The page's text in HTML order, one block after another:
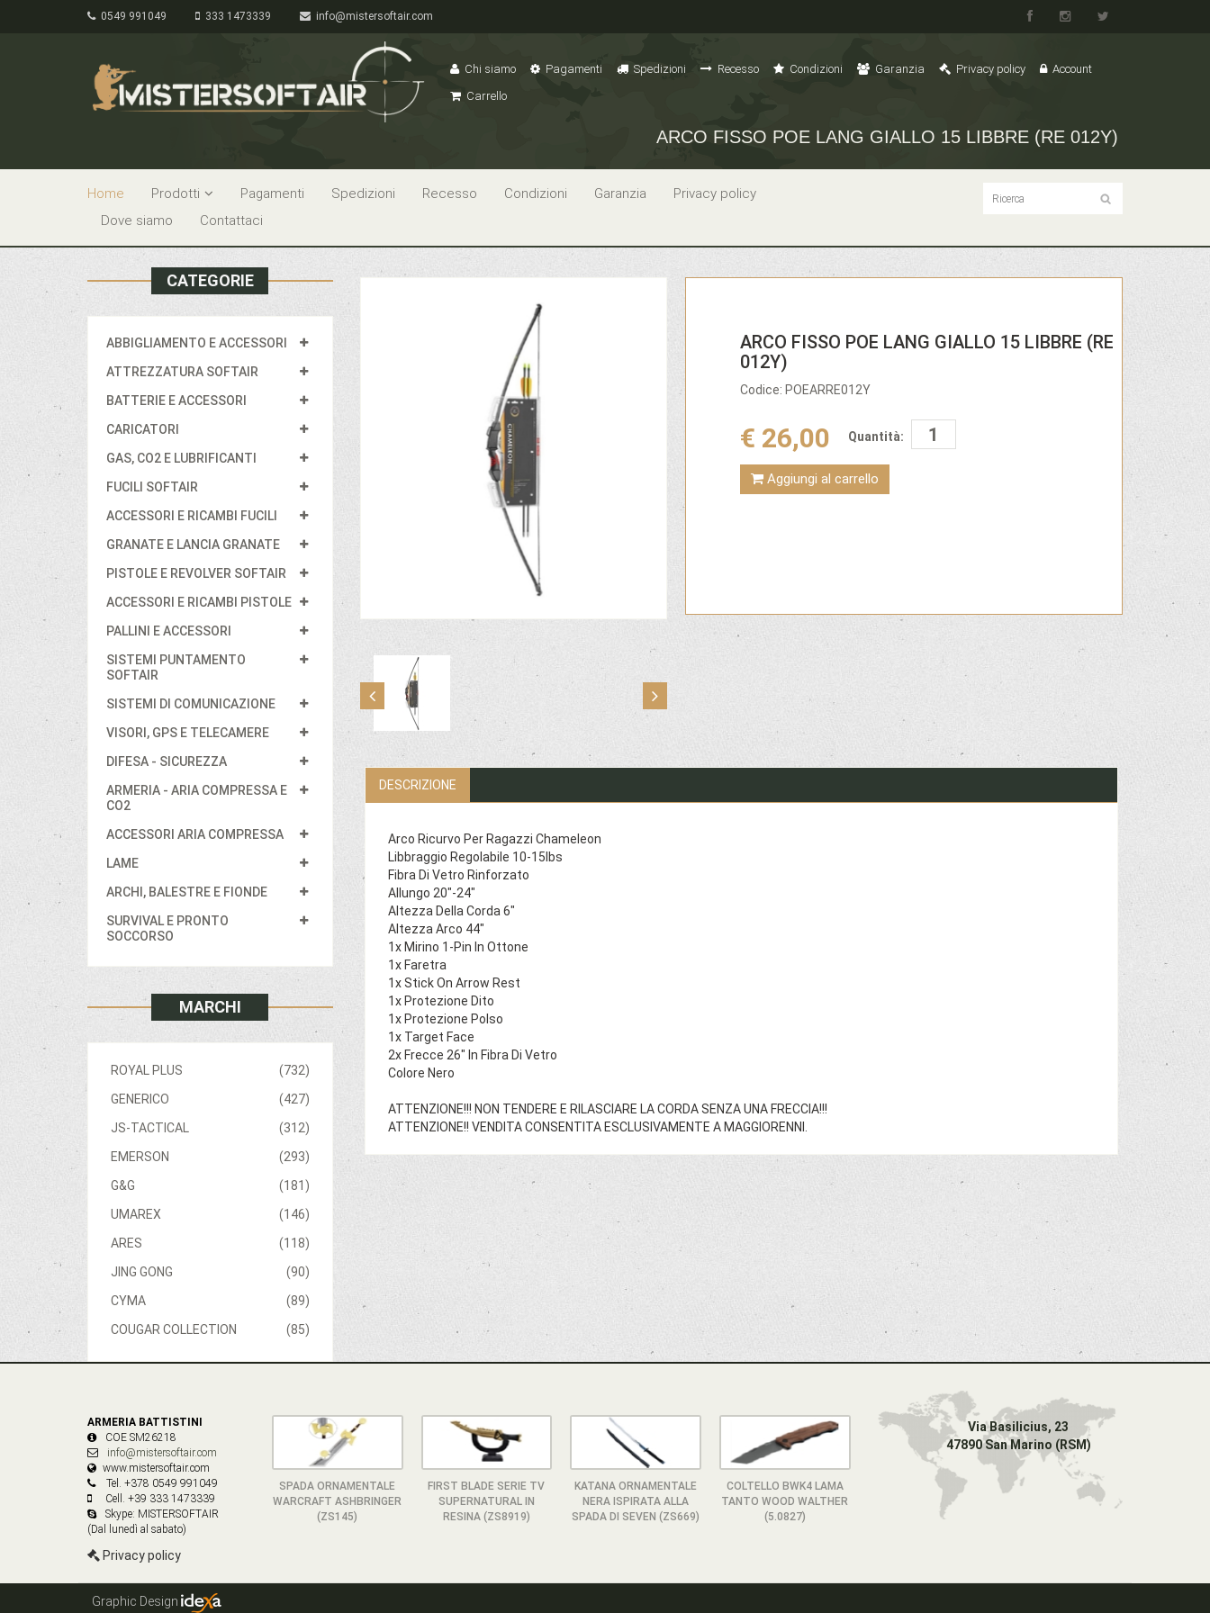
0549 991049 333 1473339 info@mistersoftair.com
Chi siamo Pagamenti Spedizioni Recesso Condizioni Garanzia Privacy policy
Account
Carrello
ARCO FISSO POE LANG GIALLO 15 LIBBRE (RE 012Y)
Home Prodotti Pagamenti Spedizioni Recesso Condizioni Garanzia
Privacy policy
Dove siamo
Contattaci
CATEGORIE
ABBIGLIAMENTO E ACCESSORI
ATTREZZATURA SOFTAIR
BATTERIE E ACCESSORI
CARICATORI
GAS, CO2 E LUBRIFICANTI
FUCILI SOFTAIR
ACCESSORI E RICAMBI FUCILI
GRANATE E LANCIA GRANATE
PISTOLE E REVOLVER SOFTAIR
ACCESSORI E RICAMBI PISTOLE
PALLINI E ACCESSORI
SISTEMI PUNTAMENTO
SOFTAIR
SISTEMI DI COMUNICAZIONE
VISORI, GPS E TELECAMERE
DIFESA - SICUREZZA
ARMERIA - ARIA COMPRESSA E
CO2
ACCESSORI ARIA COMPRESSA
LAME
ARCHI, BALESTRE E FIONDE
SURVIVAL E PRONTO
SOCCORSO
MARCHI
(732)
ROYAL PLUS
(427)
GENERICO
(312)
JS-TACTICAL
(293)
EMERSON
(181)
G&G
(146)
UMAREX
(118)
ARES
(90)
JING GONG
(89)
CYMA
(85)
COUGAR COLLECTION
ARCO FISSO POE LANG GIALLO 15 LIBBRE (RE
012Y)
Codice: POEARRE012Y
€ 26,00 Quantità:
Aggiungi al carrello
DESCRIZIONE
Arco Ricurvo Per Ragazzi Chameleon
Libbraggio Regolabile 10-15lbs
Fibra Di Vetro Rinforzato
Allungo 20"-24"
Altezza Della Corda 6"
Altezza Arco 44"
1x Mirino 1-Pin In Ottone
1x Faretra
1x Stick On Arrow Rest
1x Protezione Dito
1x Protezione Polso
1x Target Face
2x Frecce 26" In Fibra Di Vetro
Colore Nero
ATTENZIONE!!! NON TENDERE E RILASCIARE LA CORDA SENZA UNA FRECCIA!!!
ATTENZIONE!! VENDITA CONSENTITA ESCLUSIVAMENTE A MAGGIORENNI.
ARMERIA BATTISTINI
COE SM26218
info@mistersoftair.com
www.mistersoftair.com
Tel. +378 0549 991049
Cell. +39 333 1473339
Skype: MISTERSOFTAIR
(Dal lunedì al sabato)
Privacy policy
SPADA ORNAMENTALE
WARCRAFT ASHBRINGER
(ZS145)
FIRST BLADE SERIE TV
SUPERNATURAL IN
RESINA (ZS8919)
KATANA ORNAMENTALE
NERA ISPIRATA ALLA
SPADA DI SEVEN (ZS669)
COLTELLO BWK4 LAMA
TANTO WOOD WALTHER
(5.0827)
Via Basilicius, 23
47890 San Marino (RSM)
Graphic Design